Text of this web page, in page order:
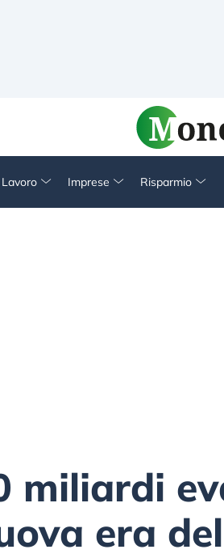
Imprese Risparmio
miliardi
era